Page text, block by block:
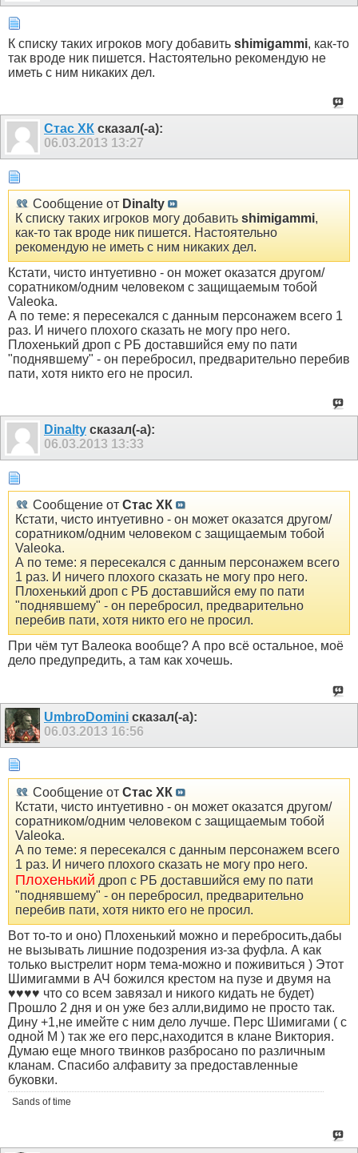
К списку таких игроков могу добавить shimigammi, как-то
так вроде ник пишется. Настоятельно рекомендую не
иметь с ним никаких дел.
Стас ХК сказал(-а):
06.03.2013 13:27
Сообщение от Dinalty
К списку таких игроков могу добавить shimigammi,
как-то так вроде ник пишется. Настоятельно
рекомендую не иметь с ним никаких дел.
Кстати, чисто интуетивно - он может оказатся другом/
соратником/одним человеком с защищаемым тобой
Valeoka.
А по теме: я пересекался с данным персонажем всего 1
раз. И ничего плохого сказать не могу про него.
Плохенький дроп с РБ доставшийся ему по пати
"поднявшему" - он перебросил, предварительно перебив
пати, хотя никто его не просил.
Dinalty сказал(-а):
06.03.2013 13:33
Сообщение от Стас ХК
Кстати, чисто интуетивно - он может оказатся другом/
соратником/одним человеком с защищаемым тобой
Valeoka.
А по теме: я пересекался с данным персонажем всего
1 раз. И ничего плохого сказать не могу про него.
Плохенький дроп с РБ доставшийся ему по пати
"поднявшему" - он перебросил, предварительно
перебив пати, хотя никто его не просил.
При чём тут Валеока вообще? А про всё остальное, моё
дело предупредить, а там как хочешь.
UmbroDomini сказал(-а):
06.03.2013 16:56
Сообщение от Стас ХК
Кстати, чисто интуетивно - он может оказатся другом/
соратником/одним человеком с защищаемым тобой
Valeoka.
А по теме: я пересекался с данным персонажем всего
1 раз. И ничего плохого сказать не могу про него.
Плохенький дроп с РБ доставшийся ему по пати
"поднявшему" - он перебросил, предварительно
перебив пати, хотя никто его не просил.
Вот то-то и оно) Плохенький можно и перебросить,дабы
не вызывать лишние подозрения из-за фуфла. А как
только выстрелит норм тема-можно и поживиться ) Этот
Шимигамми в АЧ божился крестом на пузе и двумя на
♥♥♥♥ что со всем завязал и никого кидать не будет)
Прошло 2 дня и он уже без алли,видимо не просто так.
Дину +1,не имейте с ним дело лучше. Перс Шимигами ( с
одной М ) так же его перс,находится в клане Виктория.
Думаю еще много твинков разбросано по различным
кланам. Спасибо алфавиту за предоставленные
буковки.
Sands of time